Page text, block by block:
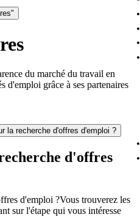
du marché du travail en
d'emploi grâce à ses partenaires
la recherche d'offres d'emploi ?
d'offres
d'emploi ?Vous trouverez les
sur l'étape qui vous intéresse